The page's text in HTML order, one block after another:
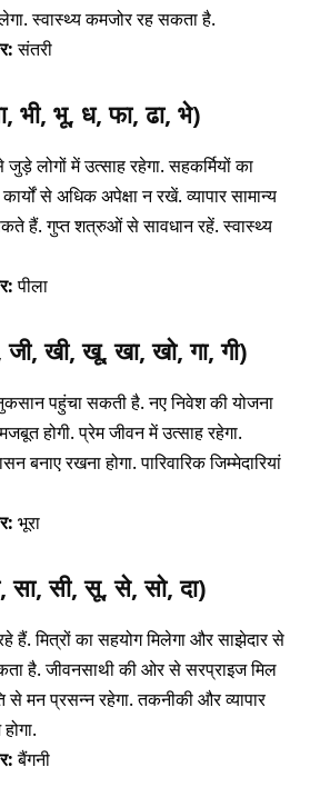
स्वास्थ्य कमजोर रह सकता है.
संतरी
भी, भू, ध, फा, ढा, भे)
लोगों में उत्साह रहेगा. सहकर्मियों का
से अधिक अपेक्षा न रखें. व्यापार सामान्य
हैं. गुप्त शत्रुओं से सावधान रहें. स्वास्थ्य
पीला
जी, खी, खू, खा, खो, गा, गी)
पहुंचा सकती है. नए निवेश की योजना
होगी. प्रेम जीवन में उत्साह रहेगा.
बनाए रखना होगा. पारिवारिक जिम्मेदारियां
भूरा
सा, सी, सू, से, सो, दा)
मित्रों का सहयोग मिलेगा और साझेदार से
है. जीवनसाथी की ओर से सरप्राइज मिल
मन प्रसन्न रहेगा. तकनीकी और व्यापार
बैंगनी